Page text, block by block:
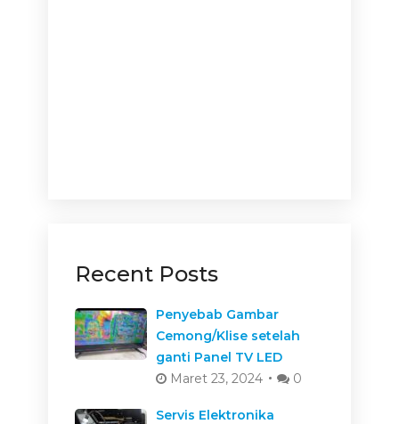
Recent Posts
Penyebab Gambar
Cemong/Klise setelah
ganti Panel TV LED
Maret 23, 2024
0
Servis Elektronika